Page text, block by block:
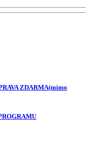
ZDARMA(mimo